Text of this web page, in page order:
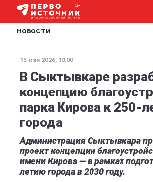
НОВОСТИ
15 мая 2026, 10:00
В Сыктывкаре
концепцию
парка Кирова к 250-
города
Администрация Сыктывкара
проект концепции
имени Кирова — в рамках
летию города в 2030 году.